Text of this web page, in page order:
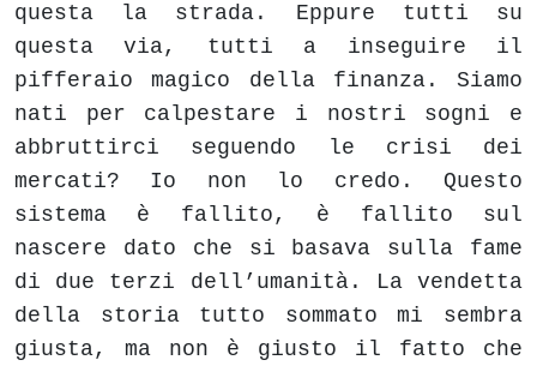
questa la strada. Eppure tutti su
questa via, tutti a inseguire il
pifferaio magico della finanza. Siamo
nati per calpestare i nostri sogni e
abbruttirci seguendo le crisi dei
mercati? Io non lo credo. Questo
sistema è fallito, è fallito sul
nascere dato che si basava sulla fame
di due terzi dell’umanità. La vendetta
della storia tutto sommato mi sembra
giusta, ma non è giusto il fatto che